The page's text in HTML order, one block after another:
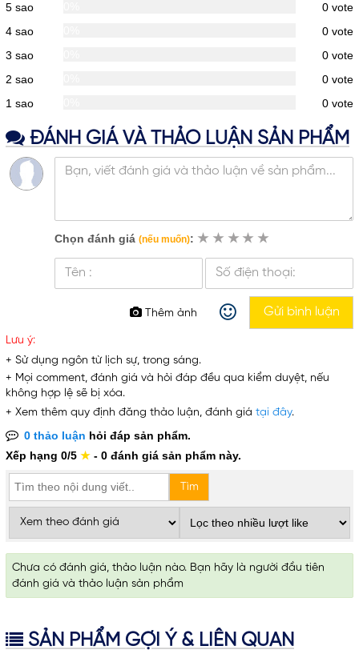
5 sao 0 vote
4 sao
0 vote
3 sao
0 vote
2 sao
0 vote
1 sao
0 vote
ĐÁNH GIÁ VÀ THẢO LUẬN SẢN PHẨM
★
★
★
★
★
Chọn đánh giá (nếu muốn):
Thêm ảnh
Lưu ý:
+ Sử dụng ngôn từ lịch sự, trong sáng.
+ Mọi comment, đánh giá và hỏi đáp đều qua kiểm duyệt, nếu
không hợp lệ sẽ bị xóa.
+ Xem thêm quy định đăng thảo luận, đánh giá tại đây.
0 thảo luận hỏi đáp sản phẩm.
Xếp hạng 0/5 ★ - 0 đánh giá sản phẩm này.
Chưa có đánh giá, thảo luận nào. Bạn hãy là người đầu tiên
đánh giá và thảo luận sản phẩm
SẢN PHẨM GỢI Ý & LIÊN QUAN